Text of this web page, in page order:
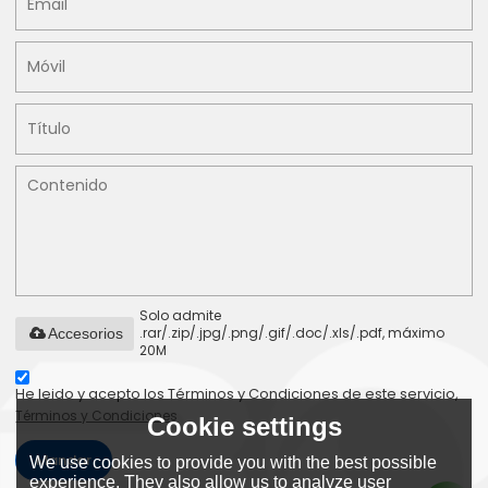
Solo admite
.rar/.zip/.jpg/.png/.gif/.doc/.xls/.pdf, máximo
20M
Accesorios
He leido y acepto los Términos y Condiciones de este servicio,
Términos y Condiciones
Mandar
Cookie settings
We use cookies to provide you with the best possible
experience. They also allow us to analyze user